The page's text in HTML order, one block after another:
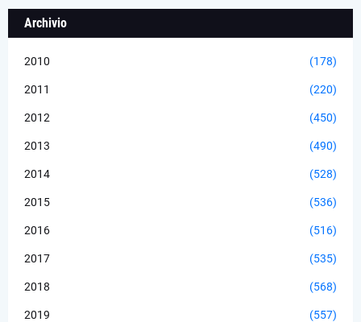
Archivio
2010 (178)
2011 (220)
2012 (450)
2013 (490)
2014 (528)
2015 (536)
2016 (516)
2017 (535)
2018 (568)
2019 (557)